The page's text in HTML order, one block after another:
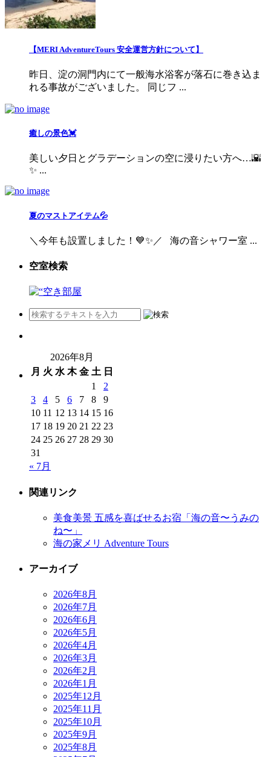
【MERI AdventureTours 安全運営方針について】
昨日、淀の洞門内にて一般海水浴客が落石に巻き込ま
れる事故がございました。 同じフ ...
癒しの景色💓
美しい夕日とグラデーションの空に浸りたい方へ…🌇
✨ ...
夏のマストアイテム💦
＼今年も設置しました！💙✨／ 海の音シャワー室 ...
空室検索
2026年8月
月 火 水 木 金 土 日
1
2
3
4 5 6 7 8
9
10 11 12 13 14 15 16
17 18 19 20 21 22 23
24 25 26 27 28 29 30
31
« 7月
関連リンク
美食美景 五感を喜ばせるお宿「海の音〜うみの
ね〜」
海の家メリ Adventure Tours
アーカイブ
2026年8月
2026年7月
2026年6月
2026年5月
2026年4月
2026年3月
2026年2月
2026年1月
2025年12月
2025年11月
2025年10月
2025年9月
2025年8月